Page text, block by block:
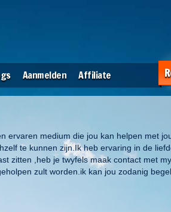
Aanmelden Affiliate
ervaren medium die jou kan helpen met
te kunnen zijn.Ik heb ervaring in de
zitten ,heb je twyfels maak contact met
zult worden.ik kan jou zodanig